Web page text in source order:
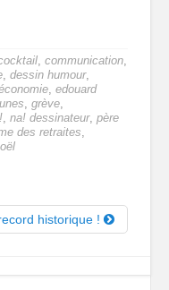
, communication,
, dessin humour,
, edouard
, grève,
, na! dessinateur, père
des retraites,
historique !